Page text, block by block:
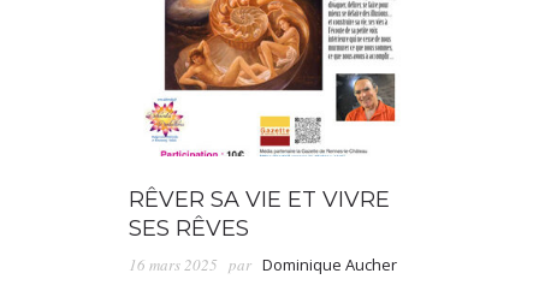
RÊVER SA VIE ET VIVRE
SES RÊVES
16 mars 2025 par Dominique Aucher